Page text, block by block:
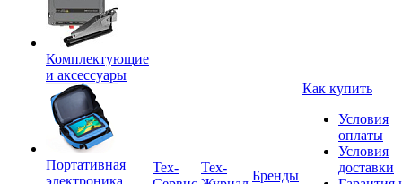
Комплектующие
и аксессуары
Портативная
электроника
Tex-
Тех-
Бренды
Как купить
Условия
оплаты
Условия
доставки